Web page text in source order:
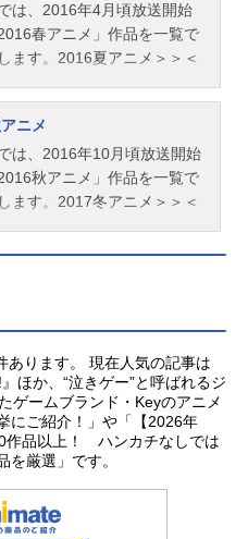
は、2016年4月頃放送開始
春アニメ」作品を一覧で
ます。2016夏アニメ＞＞＜
ニメ
は、2016年10月頃放送開始
秋アニメ」作品を一覧で
ます。2017冬アニメ＞＞＜
あります。 現在人気の記事は
ほか、“泣きゲー”と呼ばれるジ
ゲームブランド・Keyのアニメ
にご紹介！」や「【2026年
作品以上！ ハンカチなしでは
を厳選」です。